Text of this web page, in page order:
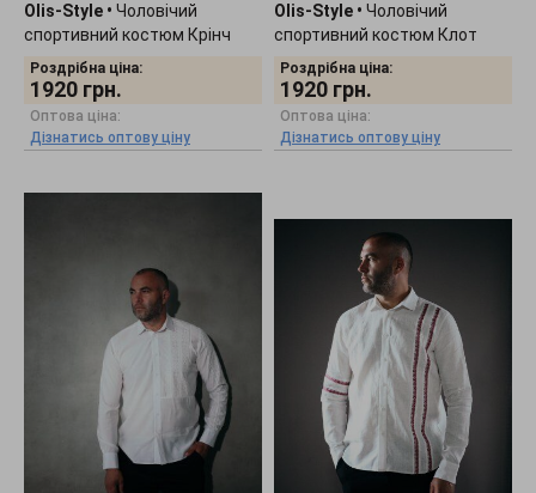
Olis-Style • Чоловічий
спортивний костюм Крінч
Роздрібна ціна:
1920 грн.
Оптова ціна:
Дізнатись оптову ціну
Olis-Style • Чоловічий
спортивний костюм Клот
Роздрібна ціна:
1920 грн.
Оптова ціна:
Дізнатись оптову ціну